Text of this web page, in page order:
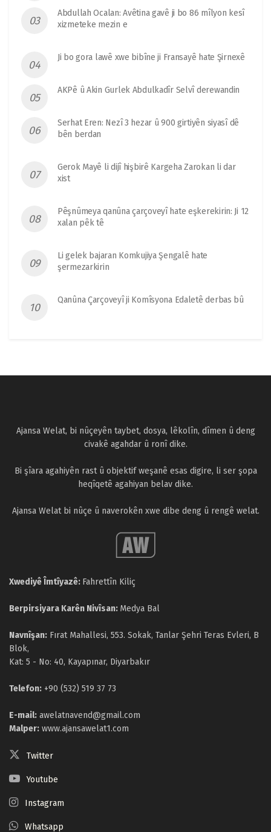
Abdullah Ocalan: Avêtina gavê ji bo 86 mîlyon kesî
xizmeteke mezin e
Ji bo gora lawê xwe bibîne ji Fransayê hate Şirnexê
AKPê û Akin Gurlek Abdulkadîr Selvî derewandin
Serhat Eren: Nezî 3 hezar û 900 girtiyên siyasî dê
bên berdan
Gerok Mayê li dijî hişbirê Kargeha Zarokan li dar
xist
Pêşnûmeya qanûna çarçoveyî hate eşkerekirin: Ji 12
xalan pêk tê
Li gelek bajaran Komkujiya Şengalê hate
şermezarkirin
Qanûna Çarçoveyî ji Komîsyona Edaletê derbas bû
Ajansa Welat, bi nûçeyên taybet, dosya, lêkolîn, dîmen û deng
civakê agahdar û ronî dike.
Bi şîara agahiyên rast û objektif weşanê esas digire, li ser şopa
heqîqetê agahiyan belav dike.
Ajansa Welat bi nûçe û naverokên xwe dibe deng û rengê welat.
Xwediyê Îmtîyazê: Fahrettîn Kiliç
Berpirsiyara Karên Nivîsan: Medya Bal
Navnîşan: Fırat Mahallesi, 553. Sokak, Tanlar Şehri Teras Evleri, B
Blok,
Kat: 5 - No: 40, Kayapınar, Diyarbakır
Telefon: +90 (532) 519 37 73
E-mail: awelatnavend@gmail.com
Malper: www.ajansawelat1.com
Twitter
Youtube
Instagram
Whatsapp